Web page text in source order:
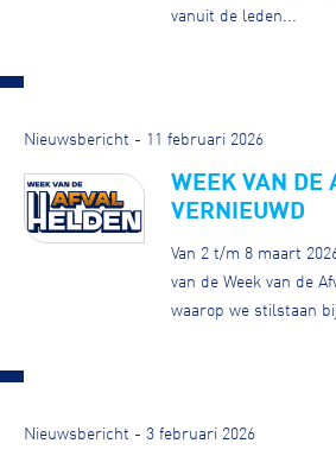
vanuit de leden...
Nieuwsbericht - 11 februari 2026
WEEK VAN DE
VERNIEUWD
Van 2 t/m 8 maart
van de Week van de
waarop we stilstaan
Nieuwsbericht - 3 februari 2026